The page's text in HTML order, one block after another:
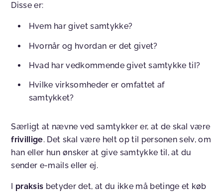
Disse er:
Hvem har givet samtykke?
Hvornår og hvordan er det givet?
Hvad har vedkommende givet samtykke til?
Hvilke virksomheder er omfattet af
samtykket?
Særligt at nævne ved samtykker er, at de skal være
frivillige. Det skal være helt op til personen selv, om
han eller hun ønsker at give samtykke til, at du
sender e-mails eller ej.
praksis betyder det, at du ikke må betinge et køb